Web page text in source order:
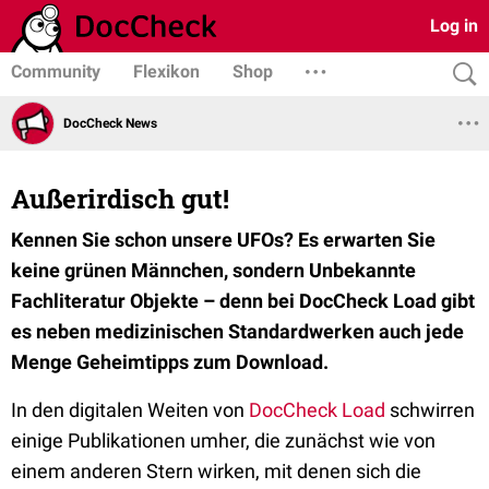
Log in
Community Flexikon Shop
DocCheck News
Außerirdisch gut!
Kennen Sie schon unsere UFOs? Es erwarten Sie
keine grünen Männchen, sondern Unbekannte
Fachliteratur Objekte – denn bei DocCheck Load gibt
es neben medizinischen Standardwerken auch jede
Menge Geheimtipps zum Download.
In den digitalen Weiten von DocCheck Load schwirren
einige Publikationen umher, die zunächst wie von
einem anderen Stern wirken, mit denen sich die